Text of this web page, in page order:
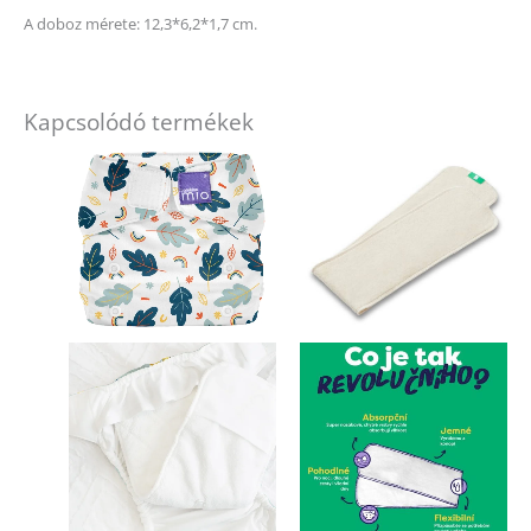
A doboz mérete: 12,3*6,2*1,7 cm.
Kapcsolódó termékek